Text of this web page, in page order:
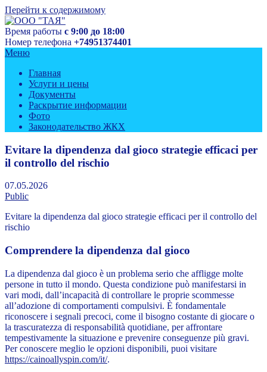
Перейти к содержимому
ООО "ТАЯ"
Управляющая компания
Время работы с 9:00 до 18:00
Номер телефона +74951374401
Меню
Главная
Услуги и цены
Документы
Раскрытие информации
Фото
Законодательство ЖКХ
Evitare la dipendenza dal gioco strategie efficaci per
il controllo del rischio
07.05.2026
Public
Evitare la dipendenza dal gioco strategie efficaci per il controllo del
rischio
Comprendere la dipendenza dal gioco
La dipendenza dal gioco è un problema serio che affligge molte
persone in tutto il mondo. Questa condizione può manifestarsi in
vari modi, dall’incapacità di controllare le proprie scommesse
all’adozione di comportamenti compulsivi. È fondamentale
riconoscere i segnali precoci, come il bisogno costante di giocare o
la trascuratezza di responsabilità quotidiane, per affrontare
tempestivamente la situazione e prevenire conseguenze più gravi.
Per conoscere meglio le opzioni disponibili, puoi visitare
https://cainoallyspin.com/it/.